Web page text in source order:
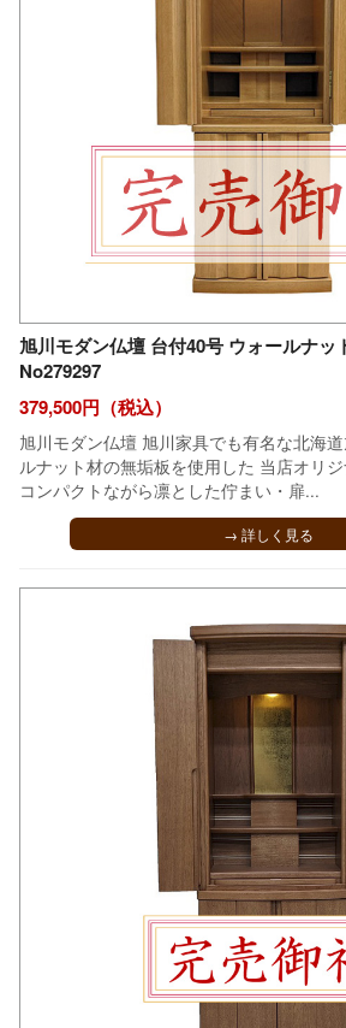
旭川モダン仏壇 台付40号 ウォールナッ
No279297
379,500円（税込）
旭川モダン仏壇 旭川家具でも有名な北海
ルナット材の無垢板を使用した 当店オリジ
コンパクトながら凛とした佇まい・扉...
→ 詳しく見る